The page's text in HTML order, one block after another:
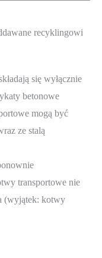
recyklingowi
się wyłącznie
betonowe
mogą być
ze stalą
transportowe nie
(wyjątek: kotwy